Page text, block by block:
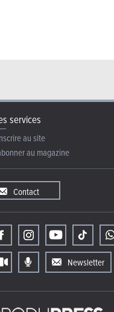
services
au site
au magazine
Contact
Newsletter